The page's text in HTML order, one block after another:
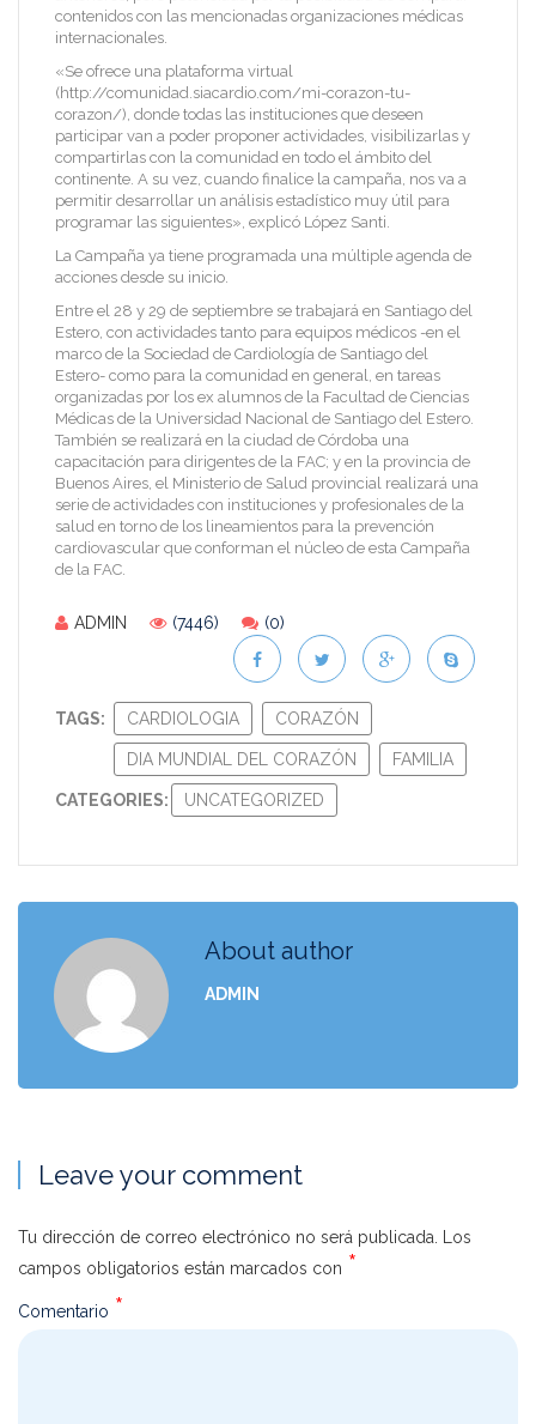
contenidos con las mencionadas organizaciones médicas
internacionales.
«Se ofrece una plataforma virtual
(http://comunidad.siacardio.com/mi-corazon-tu-
corazon/), donde todas las instituciones que deseen
participar van a poder proponer actividades, visibilizarlas y
compartirlas con la comunidad en todo el ámbito del
continente. A su vez, cuando finalice la campaña, nos va a
permitir desarrollar un análisis estadístico muy útil para
programar las siguientes», explicó López Santi.
La Campaña ya tiene programada una múltiple agenda de
acciones desde su inicio.
Entre el 28 y 29 de septiembre se trabajará en Santiago del
Estero, con actividades tanto para equipos médicos -en el
marco de la Sociedad de Cardiología de Santiago del
Estero- como para la comunidad en general, en tareas
organizadas por los ex alumnos de la Facultad de Ciencias
Médicas de la Universidad Nacional de Santiago del Estero.
También se realizará en la ciudad de Córdoba una
capacitación para dirigentes de la FAC; y en la provincia de
Buenos Aires, el Ministerio de Salud provincial realizará una
serie de actividades con instituciones y profesionales de la
salud en torno de los lineamientos para la prevención
cardiovascular que conforman el núcleo de esta Campaña
de la FAC.
ADMIN (7446) (0)
TAGS: CARDIOLOGIA CORAZÓN
DIA MUNDIAL DEL CORAZÓN FAMILIA
CATEGORIES: UNCATEGORIZED
About author
ADMIN
Leave your comment
Tu dirección de correo electrónico no será publicada.
Los
campos obligatorios están marcados con *
Comentario *